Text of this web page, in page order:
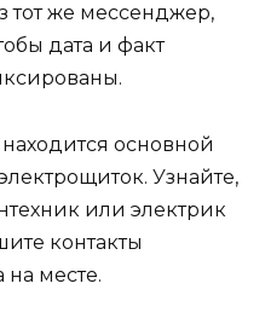
тот же мессенджер,
дата и факт
основной
Узнайте,
или электрик
контакты
на месте.